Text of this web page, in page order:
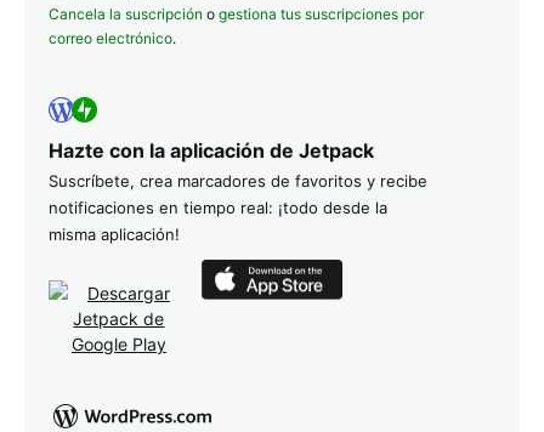
Cancela la suscripción o gestiona tus suscripciones por
correo electrónico.
Hazte con la aplicación de Jetpack
Suscríbete, crea marcadores de favoritos y recibe
notificaciones en tiempo real: ¡todo desde la
misma aplicación!